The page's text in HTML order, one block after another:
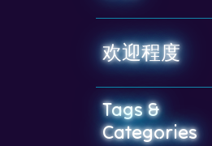
欢迎程度
Tags &
Categories